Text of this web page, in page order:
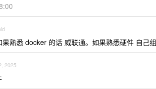
熟悉 docker 的话 威联通。如果熟悉硬件 自己
2025